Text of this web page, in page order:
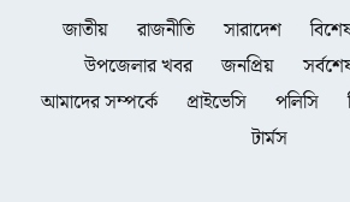
জাতীয় রাজনীতি সারাদেশ
উপজেলার খবর
জনপ্রিয়
আমাদের সম্পর্কে
প্রাইভেসি পলিসি
টার্মস